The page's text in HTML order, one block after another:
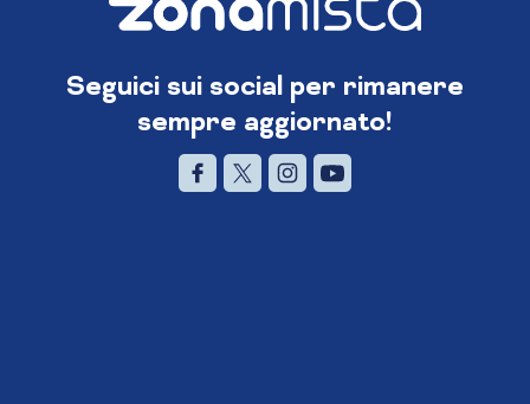
Seguici sui social per rimanere
sempre aggiornato!